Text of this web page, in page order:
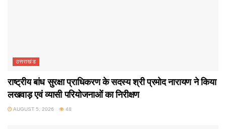
उत्तराखंड
राष्ट्रीय बांध सुरक्षा प्राधिकरण के सदस्य श्री प्रमोद नारायण ने किया
लखवाड़ एवं व्यासी परियोजनाओं का निरीक्षण
AUGUST 5, 2026 48